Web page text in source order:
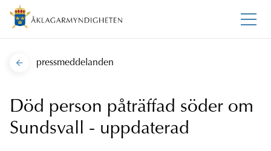
pressmeddelanden
Död person påträffad söder om
Sundsvall - uppdaterad